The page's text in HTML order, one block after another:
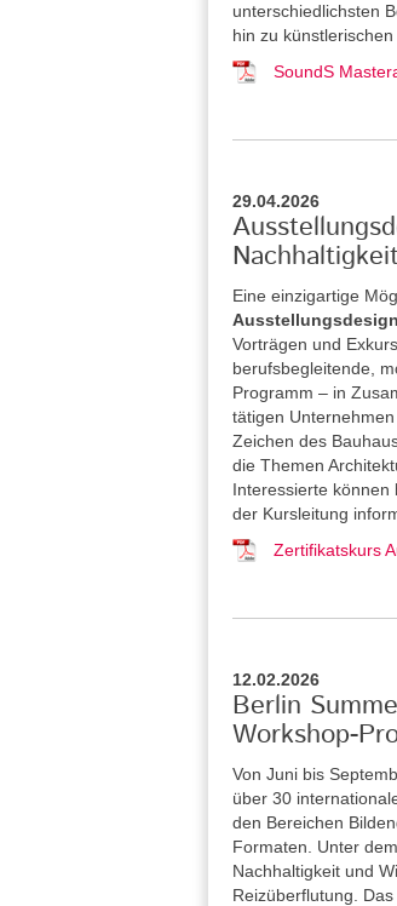
unterschiedlichsten
hin zu
SoundS
29.04.2026
Eine einzigartige
Ausstellungsdesign
Vorträgen und
berufsbegleitende,
Programm – in
tätigen
Zeichen des
die Themen
Interessierte können
der Kursleitung
Zertifikatskurs
12.02.2026
Berlin
Workshop-
Von Juni bis
über 30
den Bereichen
Formaten. Unter
Nachhaltigkeit und
Reizüberflutung.